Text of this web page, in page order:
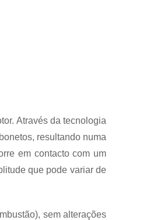
Através da tecnologia
resultando numa
em contacto com um
que pode variar de
sem alterações